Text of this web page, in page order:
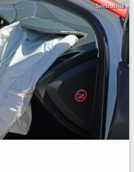
Symbolbild